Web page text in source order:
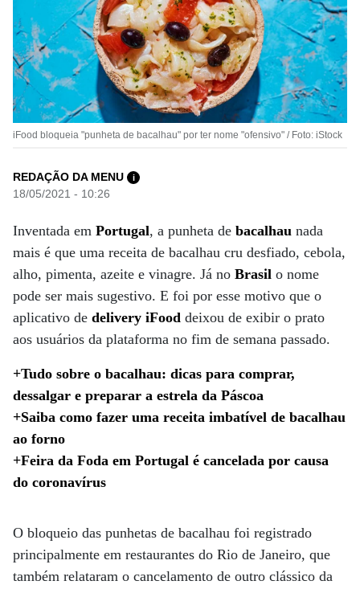
iFood bloqueia "punheta de bacalhau" por ter nome "ofensivo" / Foto: iStock
REDAÇÃO DA MENU i
18/05/2021 - 10:26
Inventada em Portugal, a punheta de bacalhau nada
mais é que uma receita de bacalhau cru desfiado, cebola,
alho, pimenta, azeite e vinagre. Já no Brasil o nome
pode ser mais sugestivo. E foi por esse motivo que o
aplicativo de delivery iFood deixou de exibir o prato
aos usuários da plataforma no fim de semana passado.
+Tudo sobre o bacalhau: dicas para comprar,
dessalgar e preparar a estrela da Páscoa
+Saiba como fazer uma receita imbatível de bacalhau
ao forno
+Feira da Foda em Portugal é cancelada por causa
do coronavírus
O bloqueio das punhetas de bacalhau foi registrado
principalmente em restaurantes do Rio de Janeiro, que
também relataram o cancelamento de outro clássico da